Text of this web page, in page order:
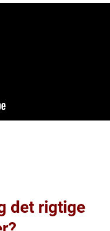
det rigtige